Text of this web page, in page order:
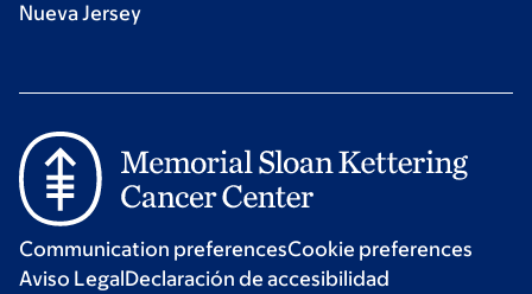
Nueva Jersey
Communication preferencesCookie preferences
Aviso LegalDeclaración de accesibilidad